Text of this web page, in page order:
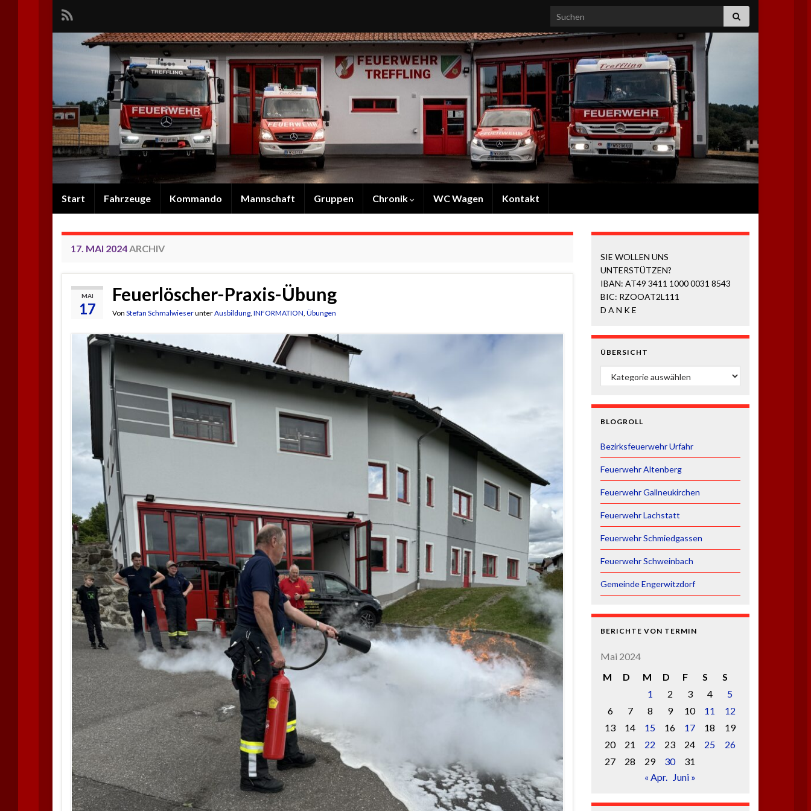
Search for:
Start Fahrzeuge Kommando Mannschaft Gruppen Chronik WC Wagen Kontakt
17. MAI 2024ARCHIV
MAI
17
Feuerlöscher-Praxis-Übung
Von Stefan SchmalwieserunterAusbildung, INFORMATION, Übungen
SIE WOLLEN UNS
UNTERSTÜTZEN?
IBAN: AT49 3411 1000 0031 8543
BIC: RZOOAT2L111
D A N K E
ÜBERSICHT
ÜBERSICHT
BLOGROLL
Bezirksfeuerwehr Urfahr
Feuerwehr Altenberg
Feuerwehr Gallneukirchen
Feuerwehr Lachstatt
Feuerwehr Schmiedgassen
Feuerwehr Schweinbach
Gemeinde Engerwitzdorf
BERICHTE VON TERMIN
Mai 2024
M
D M D F S
S
1
2 3 4
5
6
7 8 9 10 11
12
13
14 15 16 17 18
19
20
21 22 23 24 25
26
27
28 29 30
31
« Apr. Juni »